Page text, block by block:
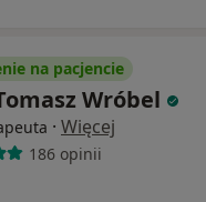
na pacjencie
Wróbel
· Więcej
186 opinii